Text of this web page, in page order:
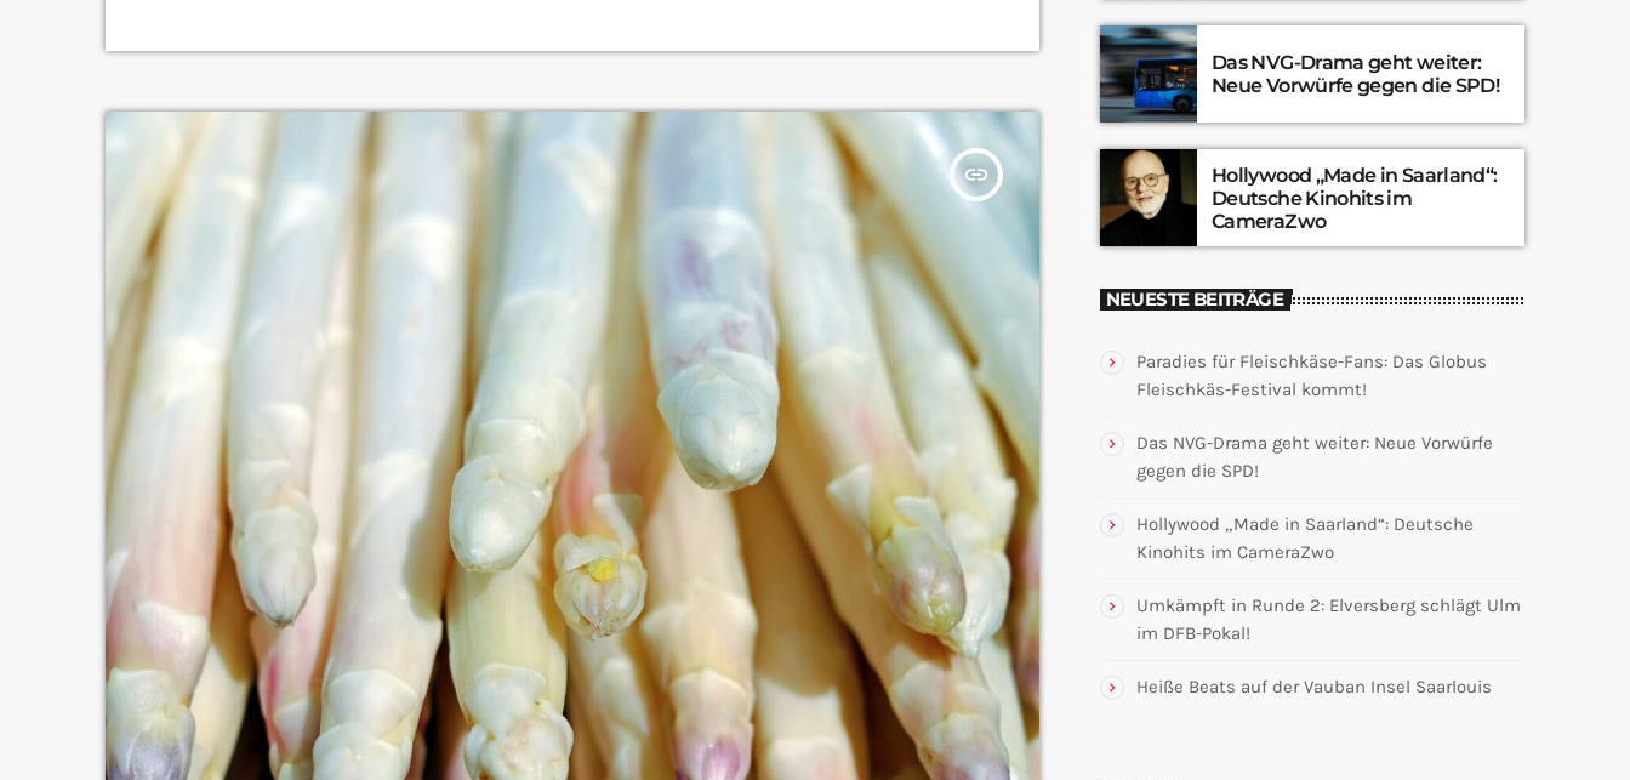
insert_link
Das NVG-Drama geht weiter:
Neue Vorwürfe gegen die SPD!
Hollywood „Made in Saarland“:
Deutsche Kinohits im
CameraZwo
NEUESTE BEITRÄGE
Paradies für Fleischkäse-Fans: Das Globus
Fleischkäs-Festival kommt!
Das NVG-Drama geht weiter: Neue Vorwürfe
gegen die SPD!
Hollywood „Made in Saarland“: Deutsche
Kinohits im CameraZwo
Umkämpft in Runde 2: Elversberg schlägt Ulm
im DFB-Pokal!
Heiße Beats auf der Vauban Insel Saarlouis